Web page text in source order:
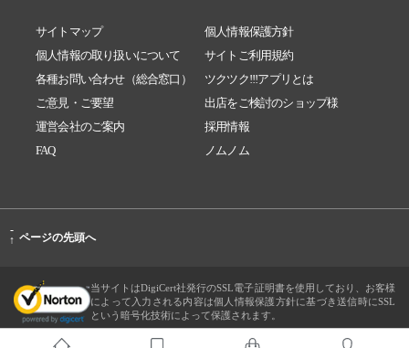
サイトマップ
個人情報保護方針
個人情報の取り扱いについて
サイトご利用規約
各種お問い合わせ（総合窓口）
ツクツク!!!アプリとは
ご意見・ご要望
出店をご検討のショップ様
運営会社のご案内
採用情報
FAQ
ノムノム
-
↑ ページの先頭へ
当サイトはDigiCert社発行のSSL電子証明書を使用しており、お客様
によって入力される内容は個人情報保護方針に基づき送信時にSSL
という暗号化技術によって保護されます。